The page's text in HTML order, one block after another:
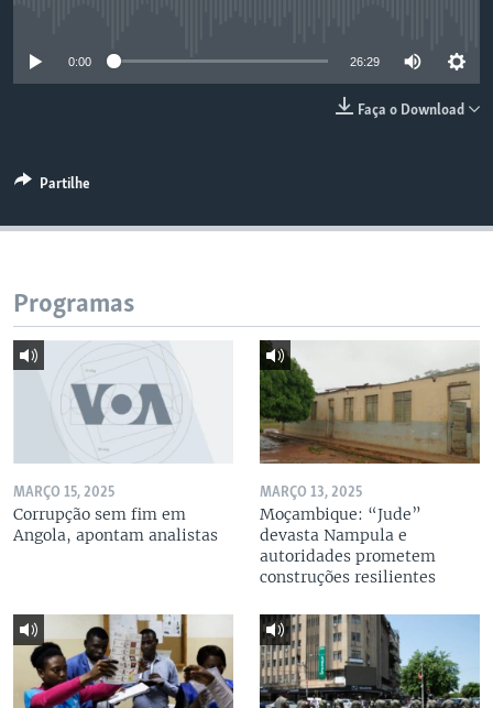
0:00 26:29
Faça o Download
Partilhe
Programas
MARÇO 15, 2025
Corrupção sem fim em
Angola, apontam analistas
MARÇO 13, 2025
Moçambique: “Jude”
devasta Nampula e
autoridades prometem
construções resilientes